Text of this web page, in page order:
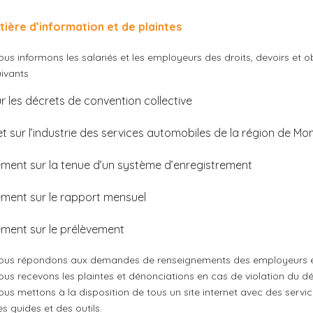
d’information et de plaintes
informons les salariés et les employeurs des droits, devoirs et
les décrets de convention collective
sur l’industrie des services automobiles de la région de
sur la tenue d’un système d’enregistrement
sur le rapport mensuel
sur le prélèvement
répondons aux demandes de renseignements des employeurs
recevons les plaintes et dénonciations en cas de violation du
mettons à la disposition de tous un site internet avec des
guides et des outils.